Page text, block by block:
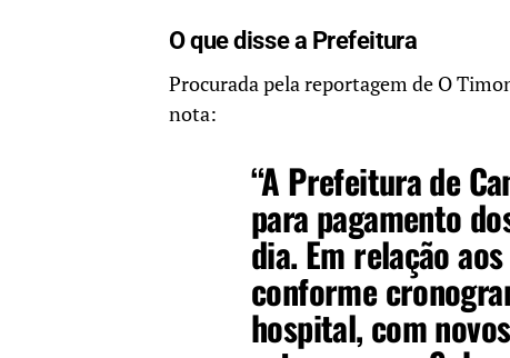
O que disse a Prefeitura
Procurada pela reportagem de O
nota:
“A Prefeitura de
para pagamento
dia. Em relação
conforme
hospital, com